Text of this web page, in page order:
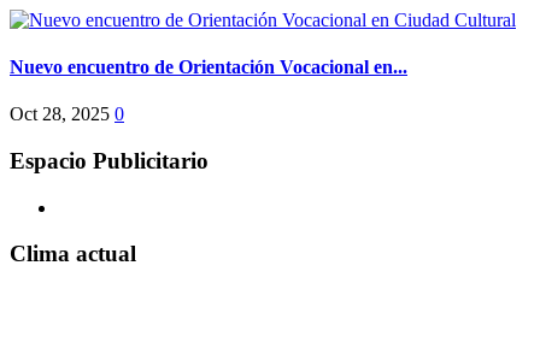
Nuevo encuentro de Orientación Vocacional en...
Oct 28, 2025 0
Espacio Publicitario
Clima actual